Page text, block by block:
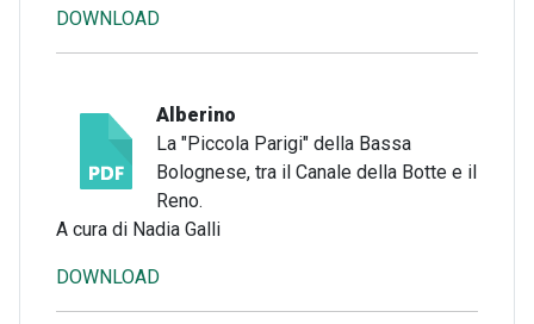
DOWNLOAD
Alberino
La "Piccola Parigi" della Bassa
Bolognese, tra il Canale della Botte e il
Reno.
A cura di Nadia Galli
DOWNLOAD